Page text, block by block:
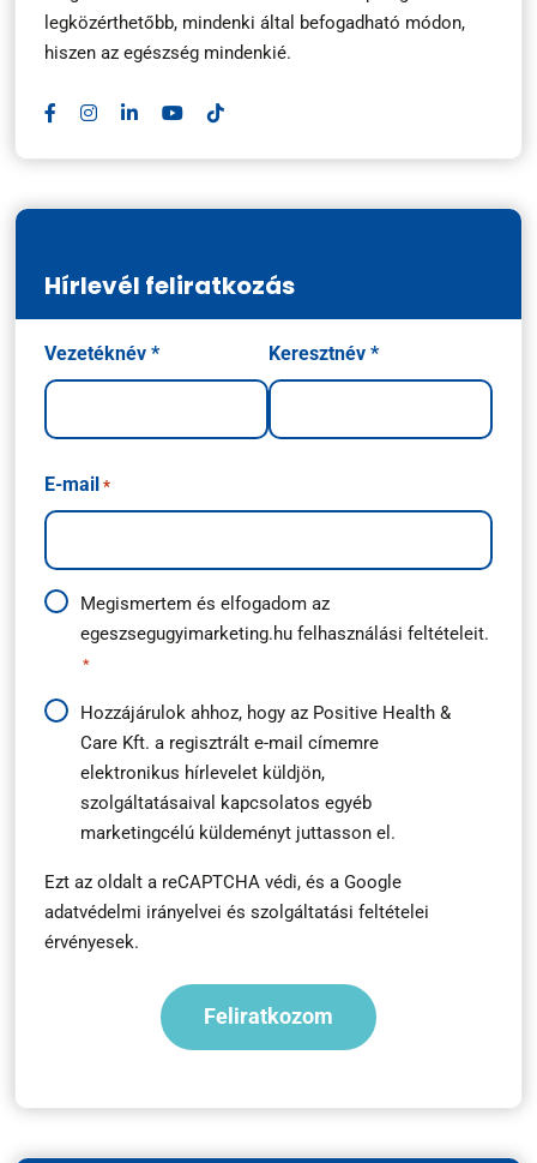
legközérthetőbb, mindenki által befogadható módon,
hiszen az egészség mindenkié.
Hírlevél feliratkozás
Név
*
Vezetéknév * Keresztnév *
E-mail *
Adatkezelési
útmutató
Megismertem és elfogadom az
egeszsegugyimarketing.hu felhasználási feltételeit.
*
Hírlevél
feliratkozás
Hozzájárulok ahhoz, hogy az Positive Health &
Care Kft. a regisztrált e-mail címemre
elektronikus hírlevelet küldjön,
szolgáltatásaival kapcsolatos egyéb
marketingcélú küldeményt juttasson el.
Ezt az oldalt a reCAPTCHA védi, és a Google
adatvédelmi irányelvei és szolgáltatási feltételei
érvényesek.